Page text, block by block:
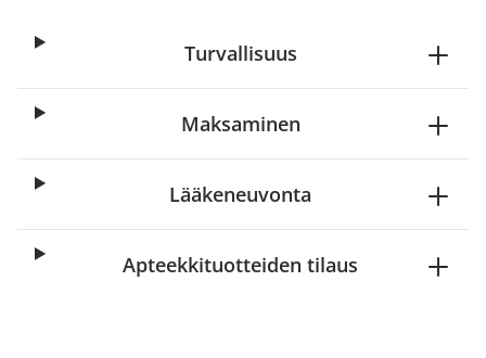
Turvallisuus
Maksaminen
Lääkeneuvonta
Apteekkituotteiden tilaus